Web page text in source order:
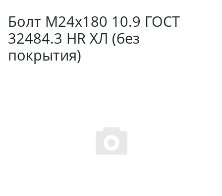
Болт М24х180 10.9 ГОСТ
32484.3 HR ХЛ (без
покрытия)